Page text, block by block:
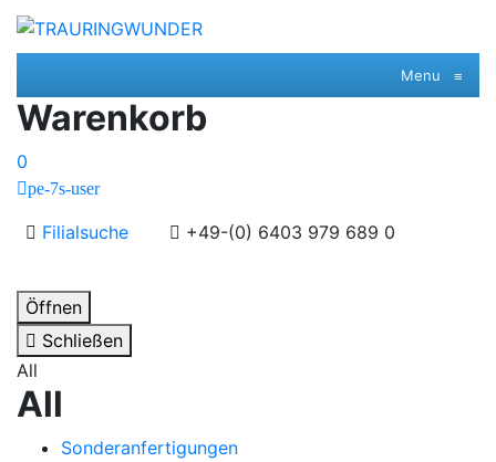
Menu ≡
Warenkorb
0
pe-7s-user
Filialsuche +49-(0) 6403 979 689 0
Öffnen
Schließen
All
All
Sonderanfertigungen